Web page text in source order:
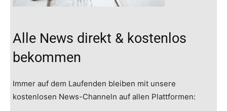
Alle News direkt & kostenlos
bekommen
Immer auf dem Laufenden bleiben mit unsere
kostenlosen News-Channeln auf allen Plattformen: